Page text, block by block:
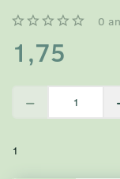
0
1,75
1